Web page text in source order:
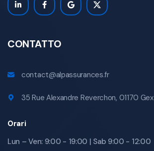
CONTATTO
contact@alpassurances.fr
35 Rue Alexandre Reverchon, 01170 Gex
Orari
Lun – Ven: 9:00 - 19:00 | Sab 9:00 - 12:00